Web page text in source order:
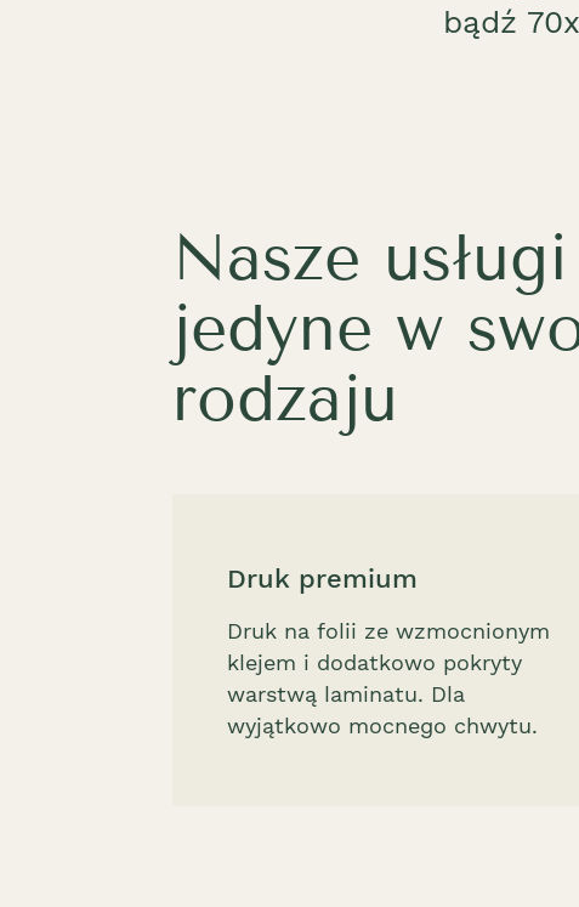
bądź
Nasze
jedyne w
rodzaju
Druk premium
Druk na folii ze wzmocnionym
klejem i dodatkowo pokryty
warstwą laminatu. Dla
wyjątkowo mocnego chwytu.